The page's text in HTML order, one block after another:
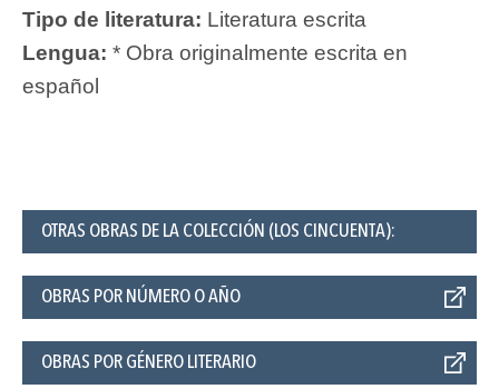
Tipo de literatura: Literatura escrita
Lengua: * Obra originalmente escrita en
español
OTRAS OBRAS DE LA COLECCIÓN (LOS CINCUENTA):
OBRAS POR NÚMERO O AÑO
OBRAS POR GÉNERO LITERARIO